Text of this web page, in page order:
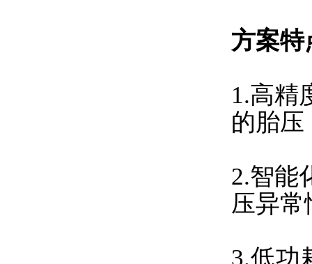
方案特
1.高精
的胎压
2.智能
压异
3.低功